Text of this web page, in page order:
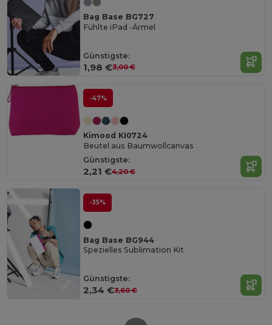
Bag Base BG727
Fühlte iPad -Ärmel
Günstigste:
1,98 €3,00 €
-47%
Kimood KI0724
Beutel aus Baumwollcanvas
Günstigste:
2,21 €4,20 €
-35%
Bag Base BG944
Spezielles Sublimation Kit
Günstigste:
2,34 €3,60 €